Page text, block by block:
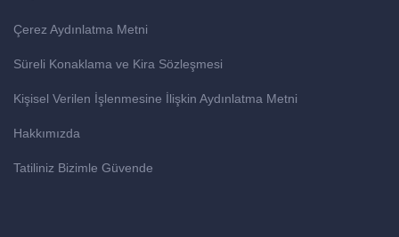
Çerez Aydınlatma Metni
Süreli Konaklama ve Kira Sözleşmesi
Kişisel Verilen İşlenmesine İlişkin Aydınlatma Metni
Hakkımızda
Tatiliniz Bizimle Güvende